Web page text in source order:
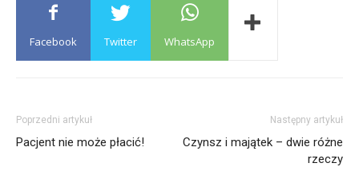
Facebook Twitter WhatsApp
Poprzedni artykuł
Pacjent nie może płacić!
Następny artykuł
Czynsz i majątek – dwie różne
rzeczy